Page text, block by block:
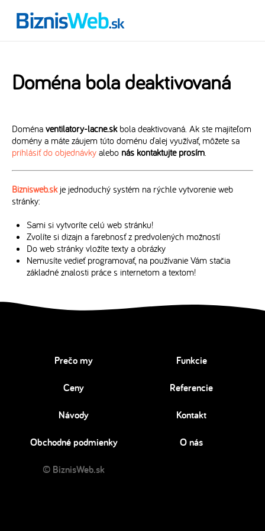
Doména bola deaktivovaná
Doména ventilatory-lacne.skbola deaktivovaná. Ak ste majiteľom
domény a máte záujem túto doménu ďalej využívať, môžete sa
prihlásiť do objednávky alebo nás kontaktujte prosím.
Biznisweb.skje jednoduchý systém na rýchle vytvorenie web
stránky:
Sami si vytvoríte celú web stránku!
Zvolíte si dizajn a farebnosť z predvolených možností
Do web stránky vložíte texty a obrázky
Nemusíte vedieť programovať, na používanie Vám stačia
základné znalosti práce s internetom a textom!
Prečo my Funkcie
Ceny Referencie
Návody Kontakt
Obchodné podmienky O nás
© BiznisWeb.sk